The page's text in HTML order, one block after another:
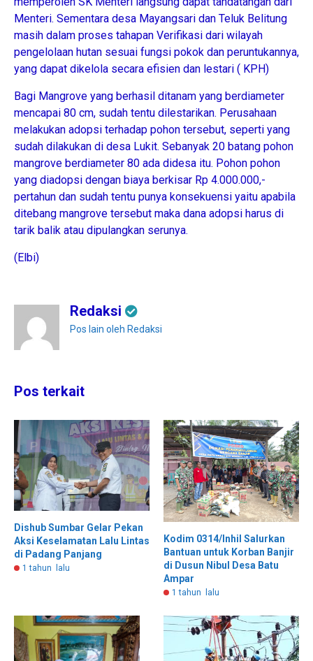
Menteri. Sementara desa Mayangsari dan Teluk Belitung
masih dalam proses tahapan Verifikasi dari wilayah
pengelolaan hutan sesuai fungsi pokok dan peruntukannya,
yang dapat dikelola secara efisien dan lestari ( KPH)
Bagi Mangrove yang berhasil ditanam yang berdiameter
mencapai 80 cm, sudah tentu dilestarikan. Perusahaan
melakukan adopsi terhadap pohon tersebut, seperti yang
sudah dilakukan di desa Lukit. Sebanyak 20 batang pohon
mangrove berdiameter 80 ada didesa itu. Pohon pohon
yang diadopsi dengan biaya berkisar Rp 4.000.000,-
pertahun dan sudah tentu punya konsekuensi yaitu apabila
ditebang mangrove tersebut maka dana adopsi harus di
tarik balik atau dipulangkan serunya.
(Elbi)
Redaksi
Pos lain oleh Redaksi
Pos terkait
Dishub Sumbar Gelar Pekan
Aksi Keselamatan Lalu Lintas
di Padang Panjang
1 tahun lalu
Kodim 0314/Inhil Salurkan
Bantuan untuk Korban Banjir
di Dusun Nibul Desa Batu
Ampar
1 tahun lalu